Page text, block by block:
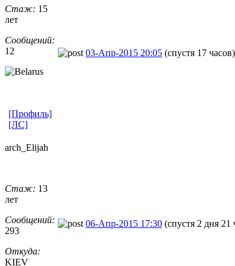
Стаж: 15
лет
Сообщений:
12
03-Апр-2015 20:05 (спустя 17 часов)
[Профиль]
[ЛС]
arch_Elijah
Стаж: 13
лет
Сообщений:
293
Откуда:
KIEV
06-Апр-2015 17:30 (спустя 2 дня 21